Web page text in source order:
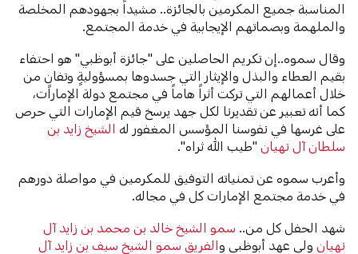
المناسبة جميع المكرمين بالجائزة.. مشيداً بجهودهم المخلصة
والملهمة وبصماتهم الإيجابية في خدمة المجتمع.
وقال سموه..إن تكريم الحاصلين على "جائزة أبوظبي" هو احتفاء
بقيم العطاء والبذل والإيثار التي جسدوها بمسؤوليةٍ وتفانٍ من
خلال أعمالهم التي تركت أثراً هاماً في مجتمع دولة الإمارات،
كما أنه تعبير عن تقديرنا لكل جهد يرسخ قيم الإمارات التي حرص
على غرسها في نفوسنا المؤسس المغفور له الشيخ زايد بن
سلطان آل نهيان "طيب الله ثراه".
وأعرب سموه عن تمنياته التوفيق للمكرمين في مواصلة دورهم
في خدمة مجتمع الإمارات كل في مجاله.
شهد الحفل كل من.. سمو الشيخ خالد بن محمد بن زايد آل
نهيان ولي عهد أبوظبي والفريق سمو الشيخ سيف بن زايد آل